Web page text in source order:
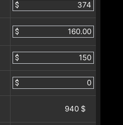
$
$
$
$
940 $